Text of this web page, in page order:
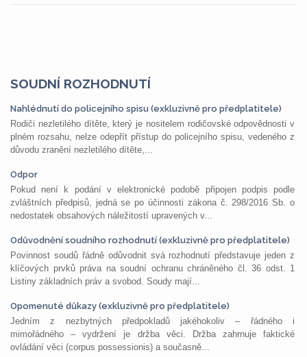
SOUDNÍ ROZHODNUTÍ
Nahlédnutí do policejního spisu (exkluzivně pro předplatitele)
Rodiči nezletilého dítěte, který je nositelem rodičovské odpovědnosti v
plném rozsahu, nelze odepřít přístup do policejního spisu, vedeného z
důvodu zranění nezletilého dítěte,...
Odpor
Pokud není k podání v elektronické podobě připojen podpis podle
zvláštních předpisů, jedná se po účinnosti zákona č. 298/2016 Sb. o
nedostatek obsahových náležitostí upravených v...
Odůvodnění soudního rozhodnutí (exkluzivně pro předplatitele)
Povinnost soudů řádně odůvodnit svá rozhodnutí představuje jeden z
klíčových prvků práva na soudní ochranu chráněného čl. 36 odst. 1
Listiny základních práv a svobod. Soudy mají...
Opomenuté důkazy (exkluzivně pro předplatitele)
Jedním z nezbytných předpokladů jakéhokoliv – řádného i
mimořádného – vydržení je držba věci. Držba zahrnuje faktické
ovládání věci (corpus possessionis) a současně...